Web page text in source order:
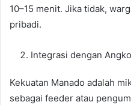
10–15 menit. Jika tidak,
pribadi.
Integrasi dengan
Kekuatan Manado adalah
sebagai feeder atau